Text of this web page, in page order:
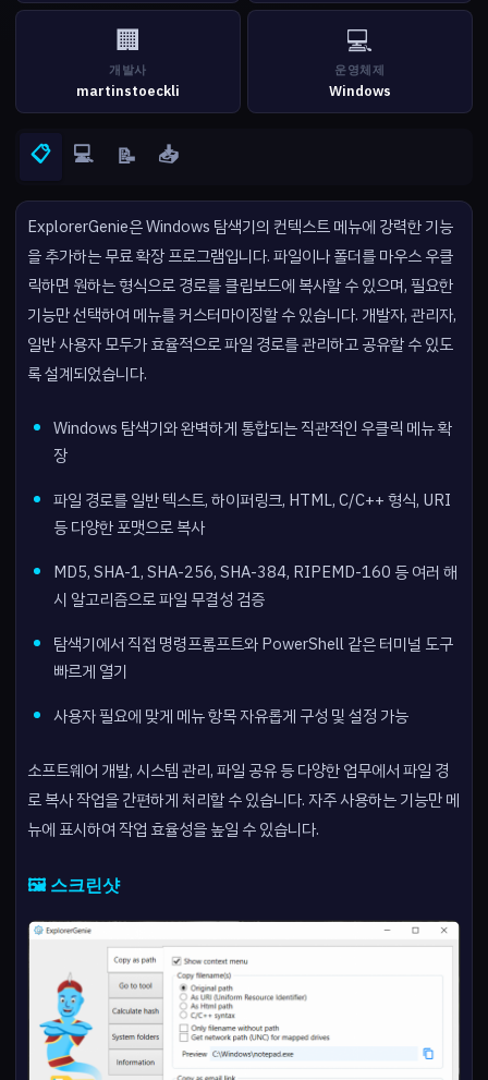
🏢
개발사
martinstoeckli
💻
운영체제
Windows
📋 💻 📝 📥
ExplorerGenie은 Windows 탐색기의 컨텍스트 메뉴에 강력한 기능
을 추가하는 무료 확장 프로그램입니다. 파일이나 폴더를 마우스 우클
릭하면 원하는 형식으로 경로를 클립보드에 복사할 수 있으며, 필요한
기능만 선택하여 메뉴를 커스터마이징할 수 있습니다. 개발자, 관리자,
일반 사용자 모두가 효율적으로 파일 경로를 관리하고 공유할 수 있도
록 설계되었습니다.
Windows 탐색기와 완벽하게 통합되는 직관적인 우클릭 메뉴 확
장
파일 경로를 일반 텍스트, 하이퍼링크, HTML, C/C++ 형식, URI
등 다양한 포맷으로 복사
MD5, SHA-1, SHA-256, SHA-384, RIPEMD-160 등 여러 해
시 알고리즘으로 파일 무결성 검증
탐색기에서 직접 명령프롬프트와 PowerShell 같은 터미널 도구
빠르게 열기
사용자 필요에 맞게 메뉴 항목 자유롭게 구성 및 설정 가능
소프트웨어 개발, 시스템 관리, 파일 공유 등 다양한 업무에서 파일 경
로 복사 작업을 간편하게 처리할 수 있습니다. 자주 사용하는 기능만 메
뉴에 표시하여 작업 효율성을 높일 수 있습니다.
🖼️ 스크린샷